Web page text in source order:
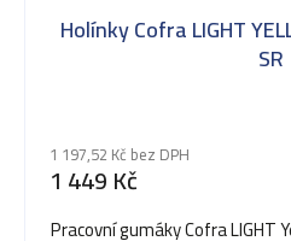
Holínky Cofra LIGHT
SR
1 197,52 Kč bez DPH
1 449 Kč
Pracovní gumáky Cofra LIGHT